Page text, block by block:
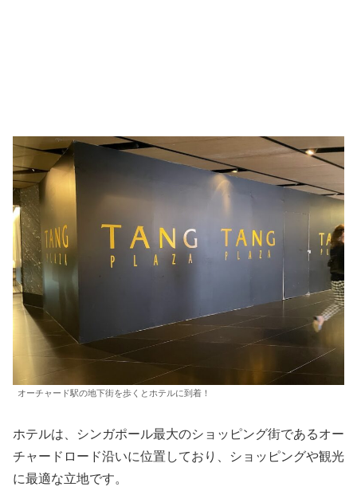
オーチャード駅の地下街を歩くとホテルに到着！
ホテルは、シンガポール最大のショッピング街であるオー
チャードロード沿いに位置しており、ショッピングや観光
に最適な立地です。